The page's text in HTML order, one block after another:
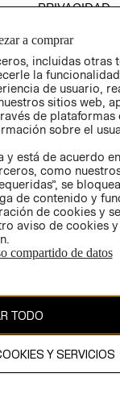
PRIVACIDAD
COOKIES
LIBRO DE
copyright y es
a comprar
incluidas otras
la
de usuario,
sitios web,
de plataformas
sobre el
y está de acuerdo
como
se
de contenido y
de cookies y
aviso de cookies
compartido de datos
TODO
Y SERVICIOS